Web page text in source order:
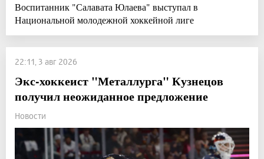
Воспитанник "Салавата Юлаева" выступал в
Национальной молодежной хоккейной лиге
22:11, 3 авг 2026
Экс-хоккеист "Металлурга" Кузнецов
получил неожиданное предложение
Новости